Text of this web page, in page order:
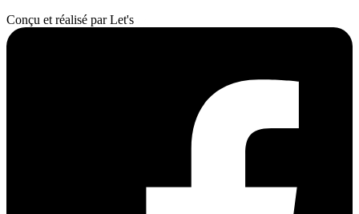
Conçu et réalisé par Let's